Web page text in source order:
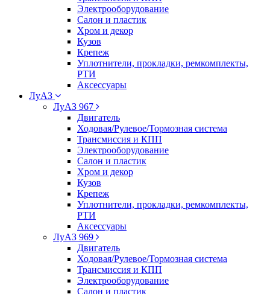
Электрооборудование
Салон и пластик
Хром и декор
Кузов
Крепеж
Уплотнители, прокладки, ремкомплекты,
РТИ
Аксессуары
ЛуАЗ
ЛуАЗ 967
Двигатель
Ходовая/Рулевое/Тормозная система
Трансмиссия и КПП
Электрооборудование
Салон и пластик
Хром и декор
Кузов
Крепеж
Уплотнители, прокладки, ремкомплекты,
РТИ
Аксессуары
ЛуАЗ 969
Двигатель
Ходовая/Рулевое/Тормозная система
Трансмиссия и КПП
Электрооборудование
Салон и пластик